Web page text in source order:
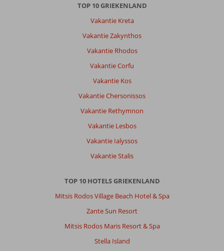
TOP 10 GRIEKENLAND
Vakantie Kreta
Vakantie Zakynthos
Vakantie Rhodos
Vakantie Corfu
Vakantie Kos
Vakantie Chersonissos
Vakantie Rethymnon
Vakantie Lesbos
Vakantie Ialyssos
Vakantie Stalis
TOP 10 HOTELS GRIEKENLAND
Mitsis Rodos Village Beach Hotel & Spa
Zante Sun Resort
Mitsis Rodos Maris Resort & Spa
Stella Island